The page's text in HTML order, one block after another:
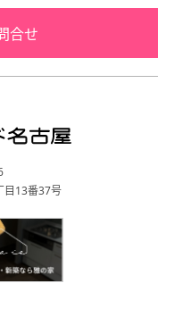
合せ
目13番37号